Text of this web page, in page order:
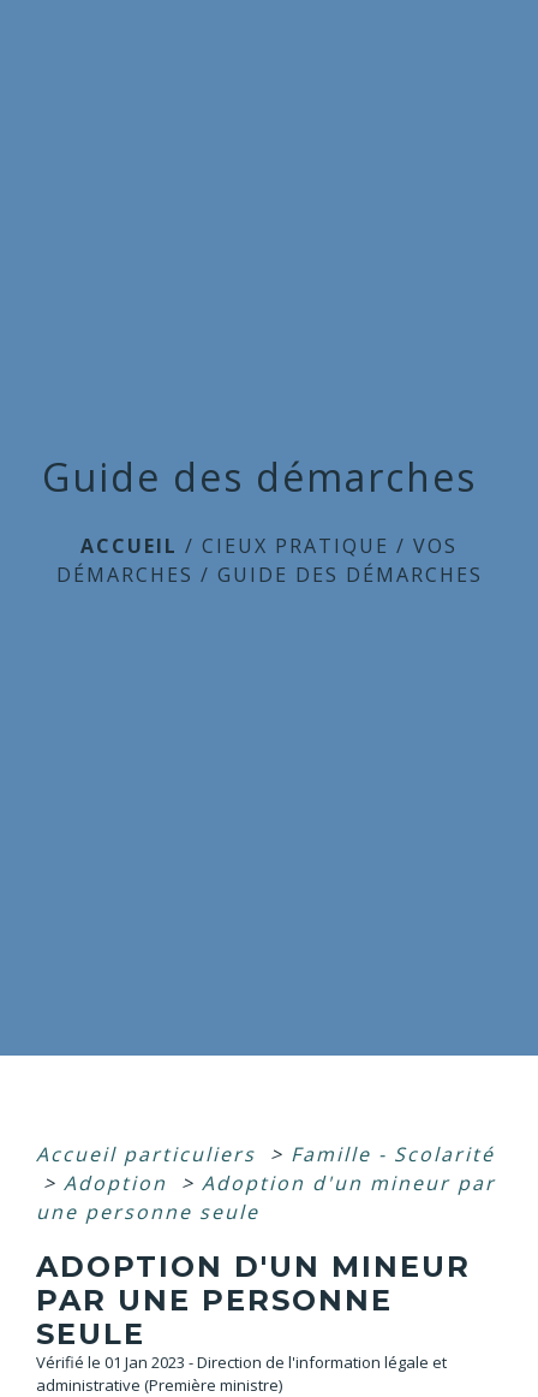
Guide des démarches
ACCUEIL / CIEUX PRATIQUE / VOS
DÉMARCHES / GUIDE DES DÉMARCHES
Accueil particuliers > Famille - Scolarité
> Adoption > Adoption d'un mineur par
une personne seule
ADOPTION D'UN MINEUR
PAR UNE PERSONNE
SEULE
Vérifié le 01 Jan 2023 - Direction de l'information légale et
administrative (Première ministre)